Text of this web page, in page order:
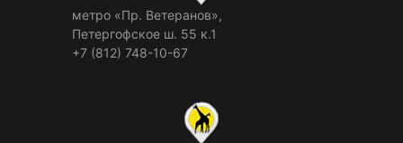
метро «Пр. Ветеранов»,
Петергофское ш. 55 к.1
+7 (812) 748-10-67